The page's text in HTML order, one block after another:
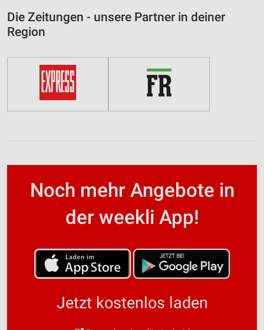
Die Zeitungen - unsere Partner in deiner
Region
Noch mehr Angebote in
der weekli App!
Jetzt kostenlos laden